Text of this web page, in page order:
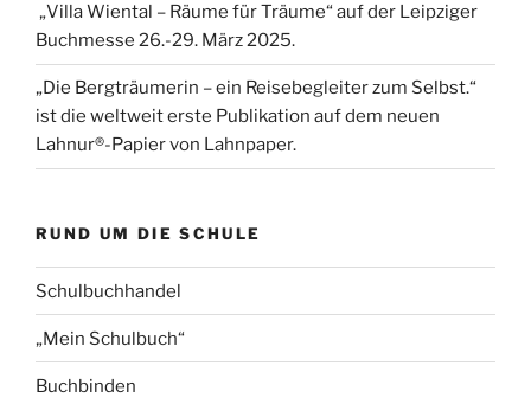
„Villa Wiental – Räume für Träume“ auf der Leipziger
Buchmesse 26.-29. März 2025.
„Die Bergträumerin – ein Reisebegleiter zum Selbst.“
ist die weltweit erste Publikation auf dem neuen
Lahnur®-Papier von Lahnpaper.
RUND UM DIE SCHULE
Schulbuchhandel
„Mein Schulbuch“
Buchbinden